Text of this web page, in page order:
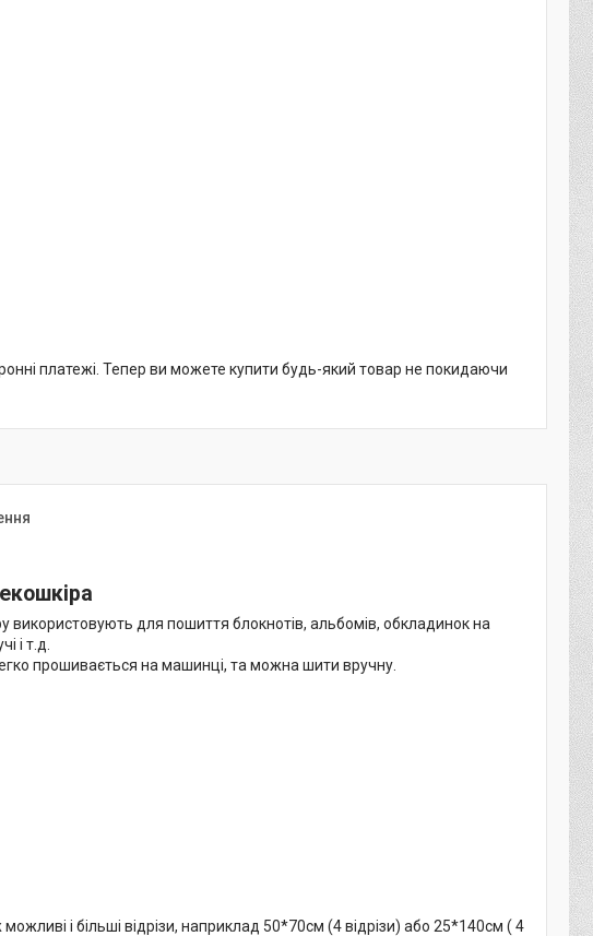
платежі. Тепер ви можете купити будь-який товар не покидаючи
використовують для пошиття блокнотів, альбомів, обкладинок на
і т.д.
прошивається на машинці, та можна шити вручну.
і більші відрізи, наприклад 50*70см (4 відрізи) або 25*140см ( 4